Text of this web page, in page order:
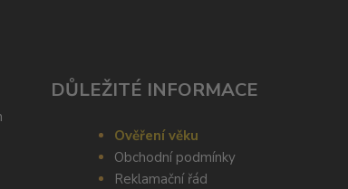
DŮLEŽITÉ INFORMACE
Ověření věku
Obchodní podmínky
Reklamační řád